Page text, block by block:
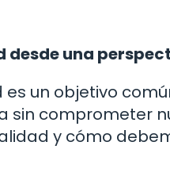
desde una
es un objetivo
sin comprometer
y cómo